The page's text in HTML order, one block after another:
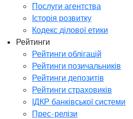
Послуги агентства
Історія розвитку
Кодекс ділової етики
Рейтинги
Рейтинги облігацій
Рейтинги позичальників
Рейтинги депозитів
Рейтинги страховиків
ІДКР банківської системи
Прес-релізи